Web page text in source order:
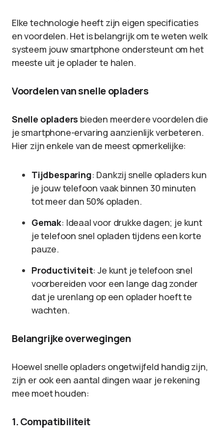
Elke technologie heeft zijn eigen specificaties
en voordelen. Het is belangrijk om te weten welk
systeem jouw smartphone ondersteunt om het
meeste uit je oplader te halen.
Voordelen van snelle opladers
Snelle opladers bieden meerdere voordelen die
je smartphone-ervaring aanzienlijk verbeteren.
Hier zijn enkele van de meest opmerkelijke:
Tijdbesparing: Dankzij snelle opladers kun
je jouw telefoon vaak binnen 30 minuten
tot meer dan 50% opladen.
Gemak: Ideaal voor drukke dagen; je kunt
je telefoon snel opladen tijdens een korte
pauze.
Productiviteit: Je kunt je telefoon snel
voorbereiden voor een lange dag zonder
dat je urenlang op een oplader hoeft te
wachten.
Belangrijke overwegingen
Hoewel snelle opladers ongetwijfeld handig zijn,
zijn er ook een aantal dingen waar je rekening
mee moet houden:
1. Compatibiliteit